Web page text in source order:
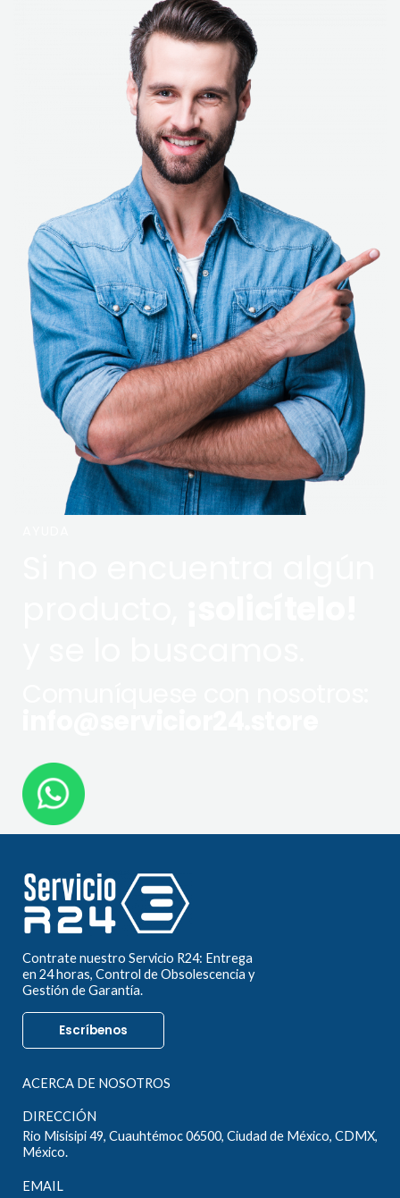
Contrate nuestro Servicio R24: Entrega
en 24 horas, Control de Obsolescencia y
Gestión de Garantía.
Escríbenos
ACERCA DE NOSOTROS
DIRECCIÓN
Rio Misisipi 49, Cuauhtémoc 06500, Ciudad de México, CDMX,
México.
EMAIL